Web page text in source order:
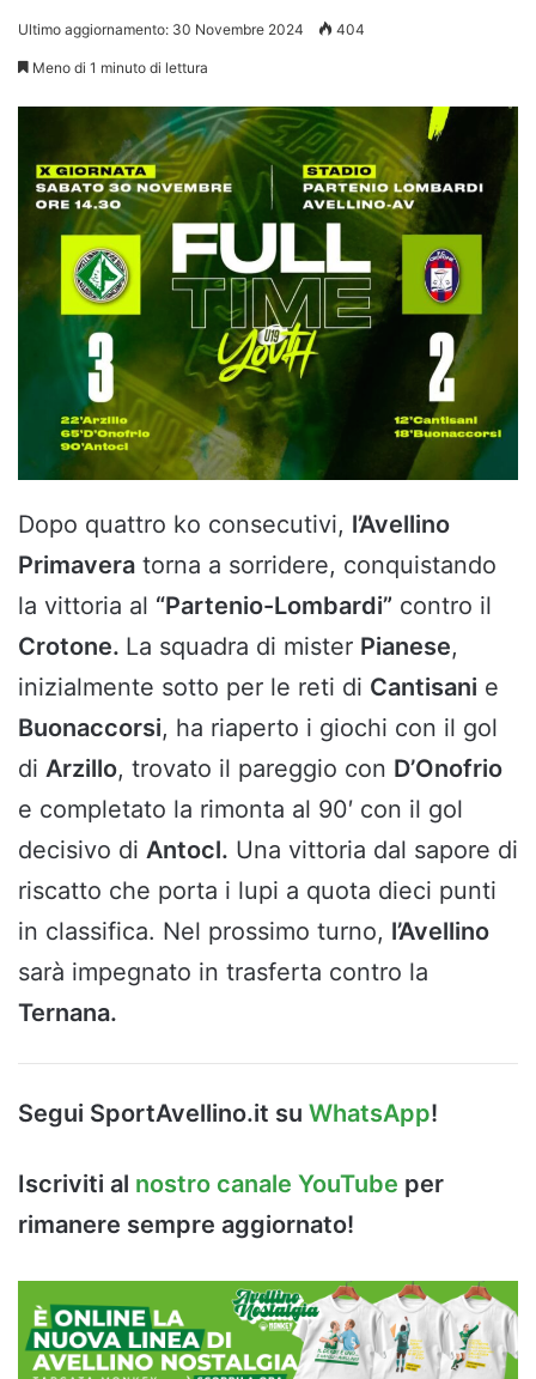
Ultimo aggiornamento: 30 Novembre 2024 404
Meno di 1 minuto di lettura
Dopo quattro ko consecutivi, l’Avellino
Primavera torna a sorridere, conquistando
la vittoria al “Partenio-Lombardi” contro il
Crotone. La squadra di mister Pianese,
inizialmente sotto per le reti di Cantisani e
Buonaccorsi, ha riaperto i giochi con il gol
di Arzillo, trovato il pareggio con D’Onofrio
e completato la rimonta al 90′ con il gol
decisivo di Antocl. Una vittoria dal sapore di
riscatto che porta i lupi a quota dieci punti
in classifica. Nel prossimo turno, l’Avellino
sarà impegnato in trasferta contro la
Ternana.
Segui SportAvellino.it su WhatsApp!
Iscriviti al nostro canale YouTube per
rimanere sempre aggiornato!